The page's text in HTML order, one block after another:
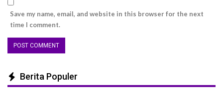
Save my name, email, and website in this browser for the next
time I comment.
Berita Populer